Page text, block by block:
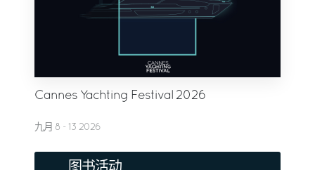
Cannes Yachting Festival 2026
九月 8 - 13 2026